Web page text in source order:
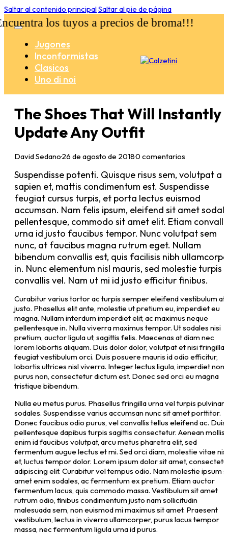
Saltar al contenido principalSaltar al pie de página
los tuyos a precios de broma!!!
Jugones
Inconformistas
Clasicos
Uno di noi
The Shoes That Will Instantly
Update Any Outfit
David Sedano·26 de agosto de 2018·0 comentarios
Suspendisse potenti. Quisque risus sem, volutpat a
sapien et, mattis condimentum est. Suspendisse
feugiat cursus turpis, et porta lectus euismod
accumsan. Nam felis ipsum, eleifend sit amet
pellentesque, commodo sit amet elit. Etiam
urna id justo faucibus tempor. Nunc volutpat sem
nunc, at faucibus magna rutrum eget. Nullam
bibendum convallis est, quis facilisis nibh
in. Nunc elementum nisl mauris, sed molestie turpis
convallis vel. Nam ut mi id justo efficitur finibus.
Curabitur varius tortor ac turpis semper eleifend vestibulum at
justo. Phasellus elit ante, molestie ut pretium eu, imperdiet eu
magna. Nullam interdum imperdiet elit, ac maximus neque
pellentesque in. Nulla viverra maximus tempor. Ut sodales nisi
pretium, auctor ligula ut, sagittis felis. Maecenas at diam nec
lorem lobortis aliquam. Duis dolor dolor, volutpat et nisi fringilla,
feugiat vestibulum orci. Duis posuere mauris id odio efficitur,
lobortis ultrices nisl viverra. Integer lectus ligula, imperdiet non
purus non, consectetur dictum est. Donec sed orci eu magna
tristique bibendum.
Nulla eu metus purus. Phasellus fringilla urna vel turpis pulvinar
sodales. Suspendisse varius accumsan nunc sit amet porttitor.
Donec faucibus odio purus, vel convallis tellus eleifend ac. Duis
pellentesque dapibus turpis sagittis consectetur. Aenean mollis,
enim id faucibus volutpat, arcu metus pharetra elit, sed
fermentum augue lectus et mi. Sed orci diam, molestie vitae nisl
et, luctus tempor dolor. Lorem ipsum dolor sit amet,
adipiscing elit. Curabitur vel tempus odio. Nam molestie ipsum
amet enim sodales, ac fermentum ex pretium. Etiam auctor
fermentum lacus, quis commodo massa. Vestibulum sit amet
rutrum odio, finibus condimentum justo nam sollicitudin
malesuada sem, non euismod mi maximus sit amet. Praesent
vestibulum, lectus in viverra ullamcorper, purus lacus tempor
massa, nec fermentum ligula urna id purus.